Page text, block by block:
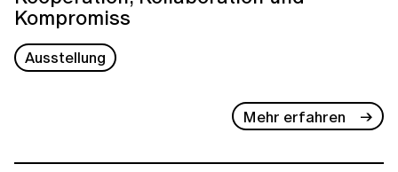
Kompromiss
Ausstellung
Mehr erfahren